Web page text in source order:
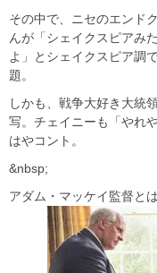
その中で、ニセのエンド
んが「シェイクスピアみ
よ」とシェイクスピア調
題。
しかも、戦争大好き大統
写。チェイニーも「やれ
はやコント。
&nbsp;
アダム・マッケイ監督と